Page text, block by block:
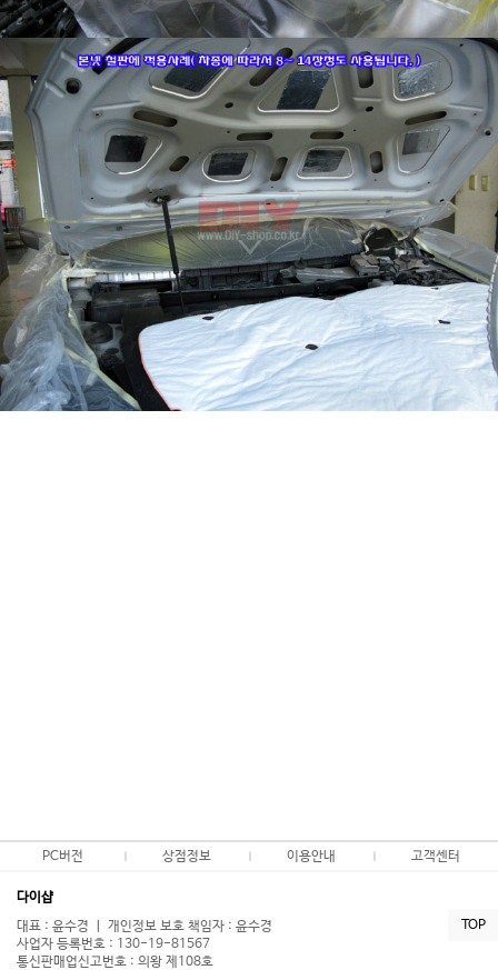
PC버전 상점정보 이용안내 고객센터
다이샵
대표 : 윤수경 ㅣ 개인정보 보호 책임자 : 윤수경
사업자 등록번호 : 130-19-81567
통신판매업신고번호 : 의왕 제108호
TOP